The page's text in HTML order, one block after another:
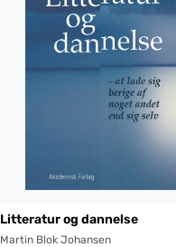
Litteratur og dannelse
Martin Blok Johansen